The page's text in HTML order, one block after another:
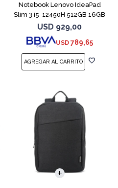
Notebook Lenovo IdeaPad
Slim 3 i5-12450H 512GB 16GB
15.6"
USD 929,00
USD 789,65